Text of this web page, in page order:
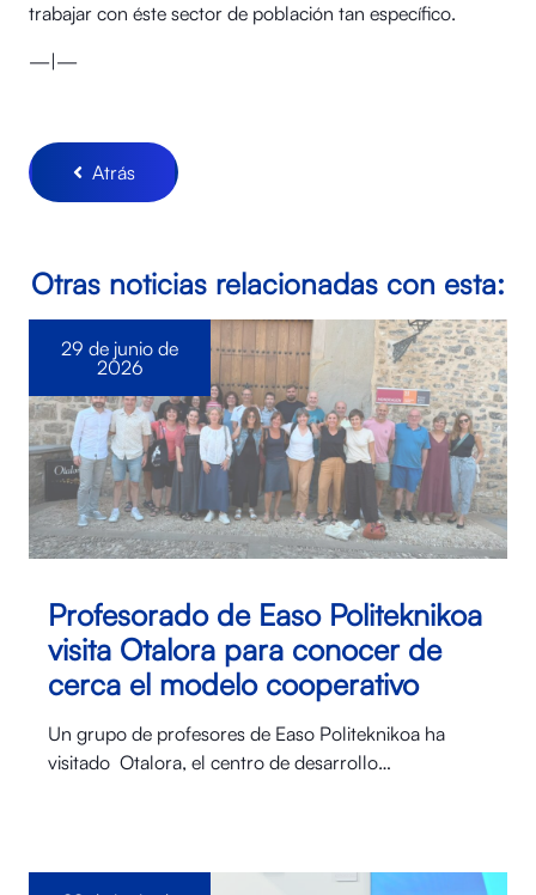
trabajar con éste sector de población tan específico.
—|—
Atrás
Otras noticias relacionadas con esta:
Profesorado de Easo Politeknikoa
visita Otalora para conocer de
cerca el modelo cooperativo
Un grupo de profesores de Easo Politeknikoa ha
visitado Otalora⁠, el centro de desarrollo…
29 de junio de
2026